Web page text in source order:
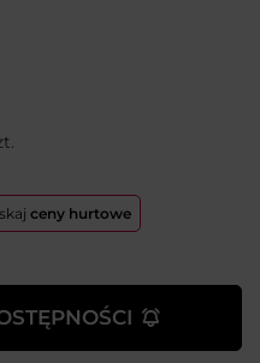
ceny hurtowe